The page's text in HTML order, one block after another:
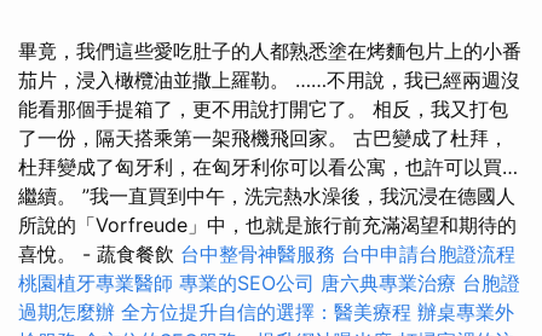
畢竟，我們這些愛吃肚子的人都熟悉塗在烤麵包片上的小番
茄片，浸入橄欖油並撒上羅勒。 ……不用說，我已經兩週沒
能看那個手提箱了，更不用說打開它了。 相反，我又打包
了一份，隔天搭乘第一架飛機飛回家。 古巴變成了杜拜，
杜拜變成了匈牙利，在匈牙利你可以看公寓，也許可以買…
繼續。 ”我一直買到中午，洗完熱水澡後，我沉浸在德國人
所說的「Vorfreude」中，也就是旅行前充滿渴望和期待的
喜悅。 - 蔬食餐飲 台中整骨神醫服務 台中申請台胞證流程
桃園植牙專業醫師 專業的SEO公司 唐六典專業治療 台胞證
過期怎麼辦 全方位提升自信的選擇：醫美療程 辦桌專業外